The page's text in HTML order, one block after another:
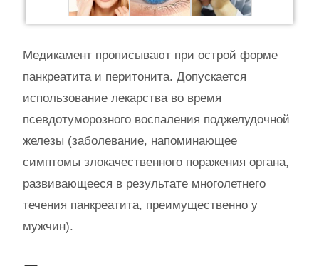
Медикамент прописывают при острой форме
панкреатита и перитонита. Допускается
использование лекарства во время
псевдотуморозного воспаления поджелудочной
железы (заболевание, напоминающее
симптомы злокачественного поражения органа,
развивающееся в результате многолетнего
течения панкреатита, преимущественно у
мужчин).